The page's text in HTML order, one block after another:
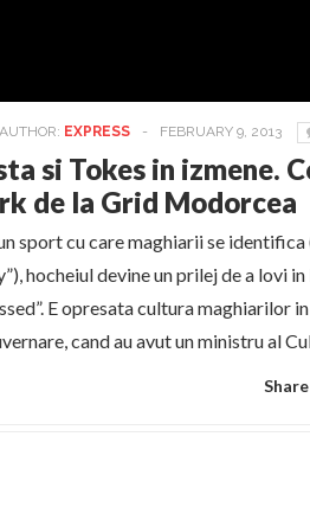
AUTHOR: EXPRESS - FEBRUARY 9, 2013
si Tokes in izmene.
de la Grid Modorcea
sport cu care maghiarii se
hocheiul devine un prilej de a lovi in
E opresata cultura maghiarilor
cand au avut un ministru al
Share